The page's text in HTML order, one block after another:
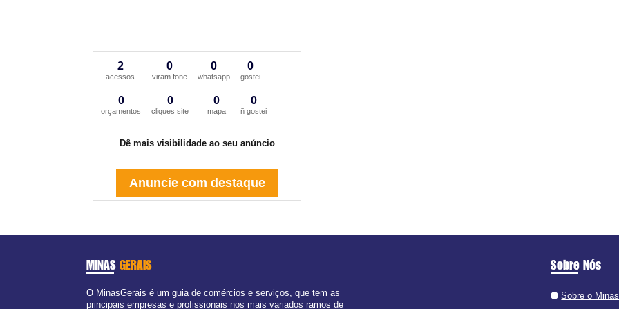
2
acessos
0
viram fone
0
whatsapp
0
gostei
0
orçamentos
0
cliques site
0
mapa
0
ñ gostei
Dê mais visibilidade ao seu anúncio
Anuncie com destaque
MINASGERAIS
O MinasGerais é um guia de comércios e serviços, que tem as
principais empresas e profissionais nos mais variados ramos de
Sobre Nós
Sobre o